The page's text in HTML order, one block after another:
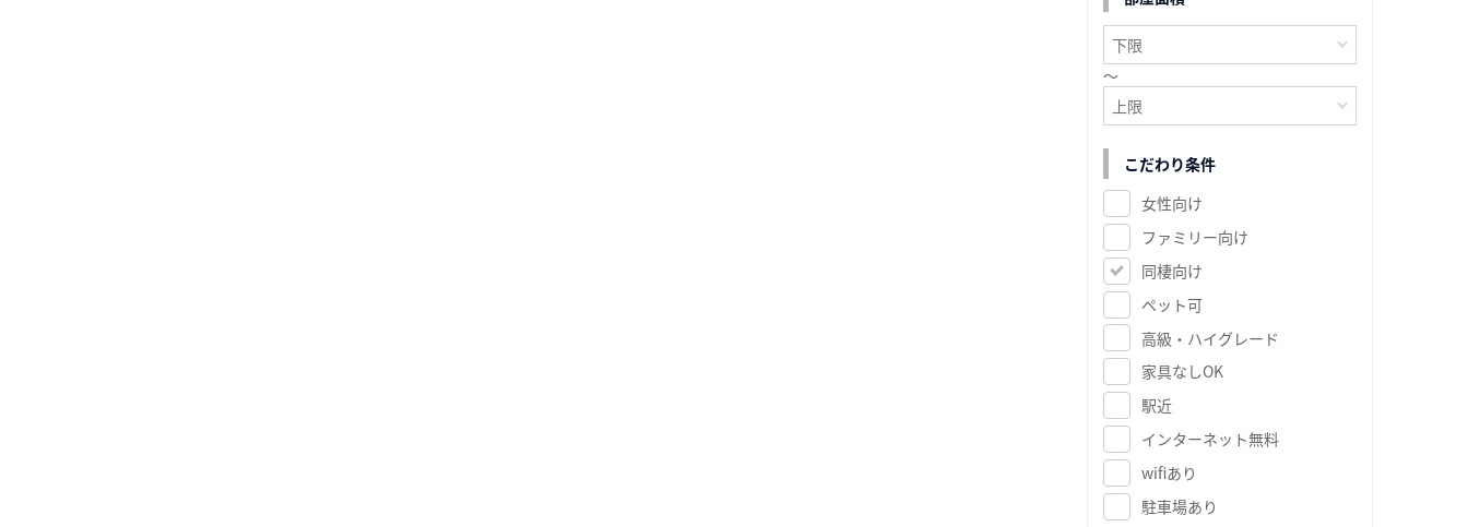
～
こだわり条件
女性向け
ファミリー向け
同棲向け
ペット可
高級・ハイグレード
家具なしOK
駅近
インターネット無料
wifiあり
駐車場あり